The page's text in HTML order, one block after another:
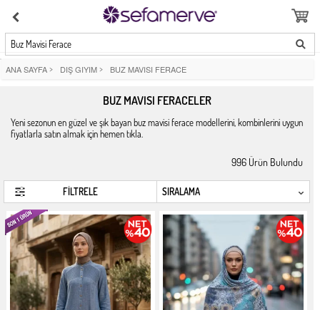
Buz Mavisi Ferace
ANA SAYFA > DIŞ GIYIM > BUZ MAVISI FERACE
BUZ MAVISI FERACELER
Yeni sezonun en güzel ve şık bayan buz mavisi ferace modellerini, kombinlerini uygun
fiyatlarla satın almak için hemen tıkla.
996 Ürün Bulundu
FİLTRELE